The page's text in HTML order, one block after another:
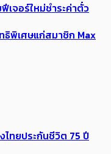
เจอร์ใหม่ชำระค่าตั๋ว
พิเศษแก่สมาชิก Max
ไทยประกันชีวิต 75 ปี